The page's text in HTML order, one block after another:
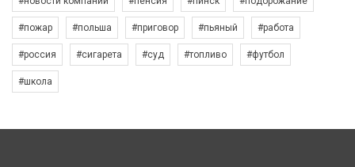
#пожар #польша #приговор #пьяный #работа
#россия #сигарета #суд #топливо #футбол
#школа